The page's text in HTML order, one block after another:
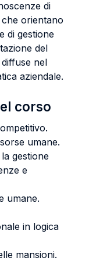
di
orientano
di gestione
del
nel
aziendale.
corso
umane.
gestione
e
umane.
in logica
mansioni.